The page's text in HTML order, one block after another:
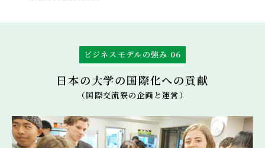
ビジネスモデルの強み 06
日本の大学の国際化への貢献
（国際交流寮の企画と運営）